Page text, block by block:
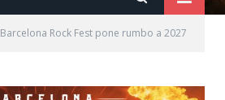
Barcelona Rock Fest pone rumbo a 2027